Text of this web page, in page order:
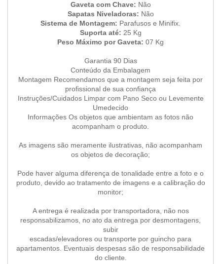
Gaveta com Chave: Não
Sapatas Niveladoras: Não
Sistema de Montagem: Parafusos e Minifix.
Suporta até: 25 Kg
Peso Máximo por Gaveta: 07 Kg
Garantia 90 Dias
Conteúdo da Embalagem
Montagem Recomendamos que a montagem seja feita por
profissional de sua confiança
Instruções/Cuidados Limpar com Pano Seco ou Levemente
Umedecido
Informações Os objetos que ambientam as fotos não
acompanham o produto.
As imagens são meramente ilustrativas, não acompanham
os objetos de decoração;
Pode haver alguma diferença de tonalidade entre a foto e o
produto, devido ao tratamento de imagens e a calibração do
monitor;
A entrega é realizada por transportadora, não nos
responsabilizamos, no ato da entrega por desmontagens,
subir
escadas/elevadores ou transporte por guincho para
apartamentos. Eventuais despesas são de responsabilidade
do cliente.